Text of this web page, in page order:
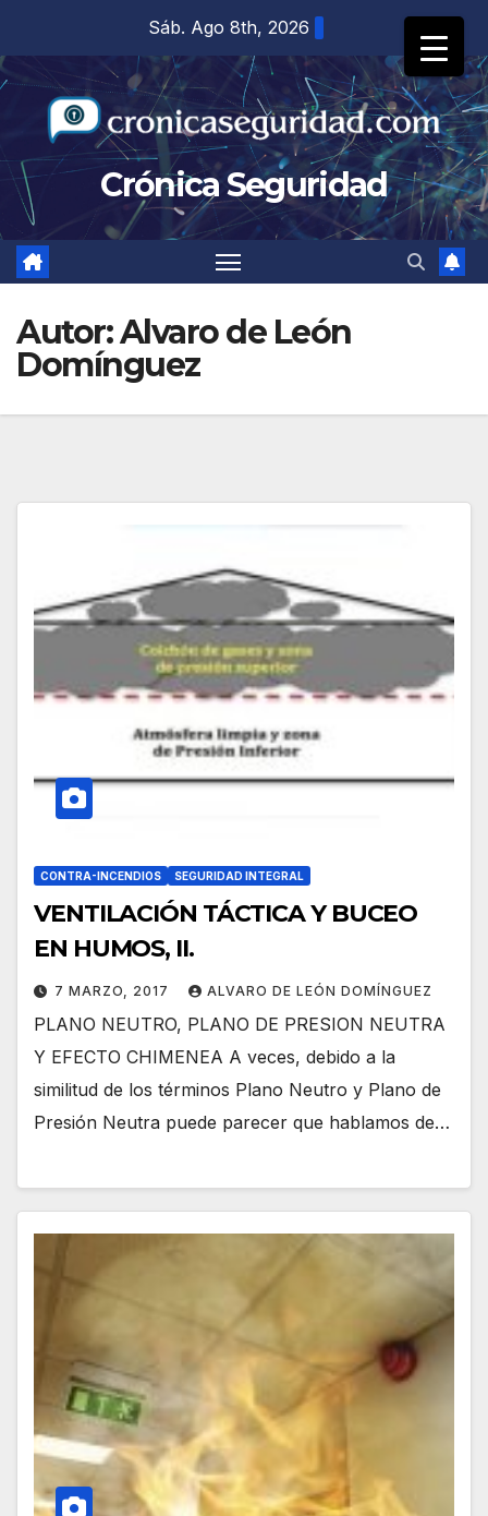
contenido
Sáb. Ago 8th, 2026
Crónica Seguridad
Autor:Alvaro de León
Domínguez
CONTRA-INCENDIOS SEGURIDAD INTEGRAL
VENTILACIÓN TÁCTICA Y BUCEO
EN HUMOS, II.
7 MARZO, 2017 ALVARO DE LEÓN DOMÍNGUEZ
PLANO NEUTRO, PLANO DE PRESION NEUTRA
Y EFECTO CHIMENEA A veces, debido a la
similitud de los términos Plano Neutro y Plano de
Presión Neutra puede parecer que hablamos de…